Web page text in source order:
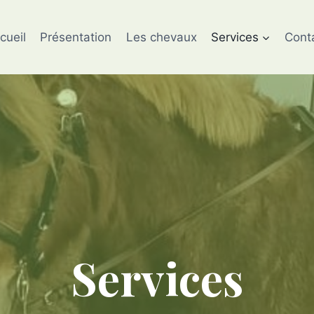
Présentation Les chevaux Services
Services